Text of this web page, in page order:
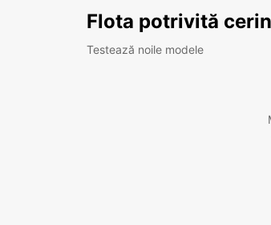
Flota potrivită
Testează noile modele